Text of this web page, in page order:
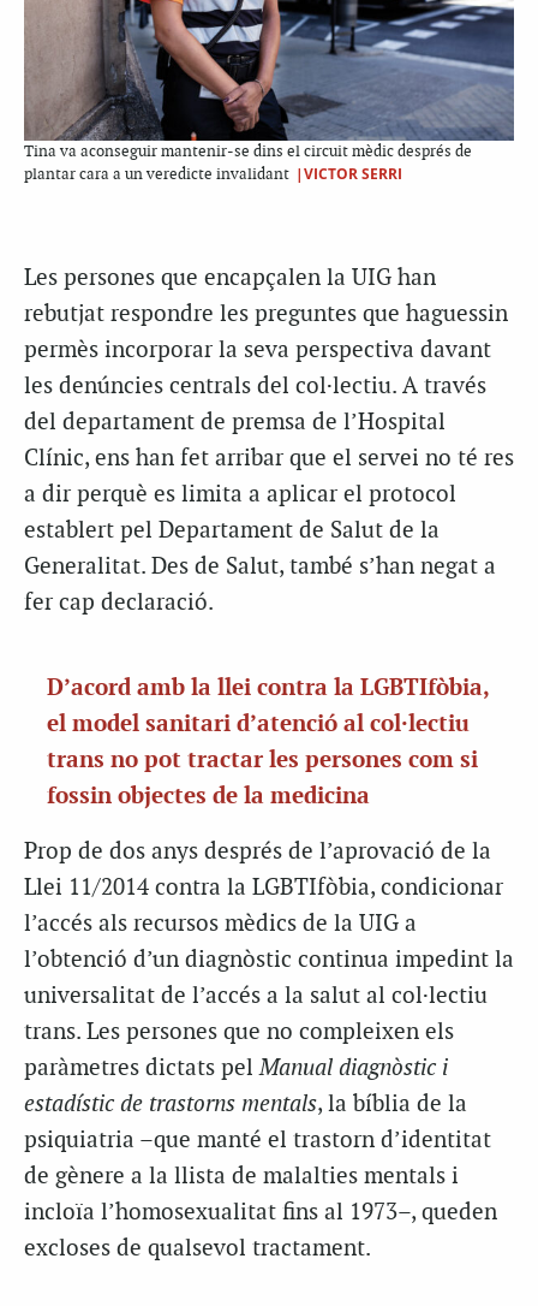
Tina va aconseguir mantenir-se dins el circuit mèdic després de
plantar cara a un veredicte invalidant |VICTOR SERRI
Les persones que encapçalen la UIG han
rebutjat respondre les preguntes que haguessin
permès incorporar la seva perspectiva davant
les denúncies centrals del col·lectiu. A través
del departament de premsa de l’Hospital
Clínic, ens han fet arribar que el servei no té res
a dir perquè es limita a aplicar el protocol
establert pel Departament de Salut de la
Generalitat. Des de Salut, també s’han negat a
fer cap declaració.
D’acord amb la llei contra la LGBTIfòbia,
el model sanitari d’atenció al col·lectiu
trans no pot tractar les persones com si
fossin objectes de la medicina
Prop de dos anys després de l’aprovació de la
Llei 11/2014 contra la LGBTIfòbia, condicionar
l’accés als recursos mèdics de la UIG a
l’obtenció d’un diagnòstic continua impedint la
universalitat de l’accés a la salut al col·lectiu
trans. Les persones que no compleixen els
paràmetres dictats pelManual diagnòstic i
estadístic de trastorns mentals, la bíblia de la
psiquiatria –que manté el trastorn d’identitat
de gènere a la llista de malalties mentals i
incloïa l’homosexualitat fins al 1973–, queden
excloses de qualsevol tractament.